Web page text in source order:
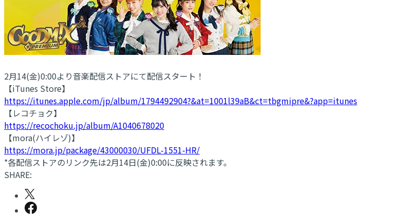
2月14(金)0:00より音楽配信ストアにて配信スタート！
【iTunes Store】
https://itunes.apple.com/jp/album/1794492904?&at=1001l39aB&ct=tbgmipre&?app=itunes
【レコチョク】
https://recochoku.jp/album/A1040678020
【mora(ハイレゾ)】
https://mora.jp/package/43000030/UFDL-1551-HR/
*各配信ストアのリンク先は2月14日(金)0:00に反映されます。
SHARE: